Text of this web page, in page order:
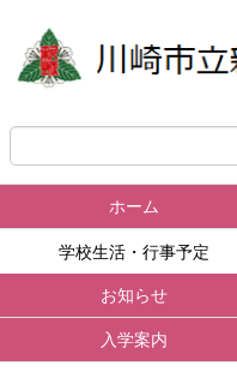
ホーム
学校生活・行事予定
お知らせ
入学案内